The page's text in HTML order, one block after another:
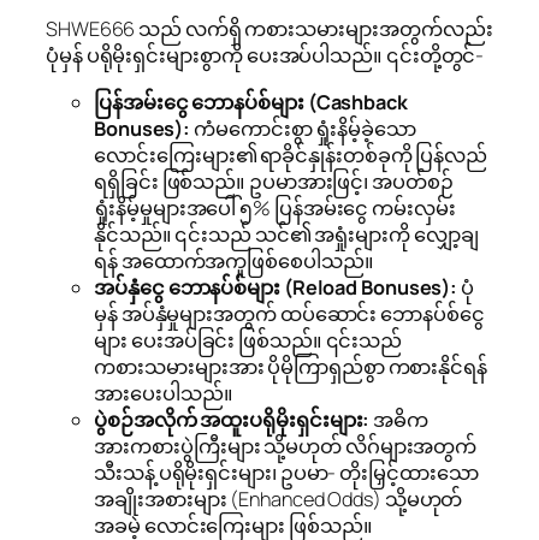
SHWE666 သည် လက်ရှိ ကစားသမားများအတွက်လည်း
ပုံမှန် ပရိုမိုးရှင်းများစွာကို ပေးအပ်ပါသည်။ ၎င်းတို့တွင်-
ပြန်အမ်းငွေ ဘောနပ်စ်များ (Cashback
Bonuses): ကံမကောင်းစွာ ရှုံးနိမ့်ခဲ့သော
လောင်းကြေးများ၏ ရာခိုင်နှုန်းတစ်ခုကို ပြန်လည်
ရရှိခြင်း ဖြစ်သည်။ ဥပမာအားဖြင့်၊ အပတ်စဉ်
ရှုံးနိမ့်မှုများအပေါ် ၅% ပြန်အမ်းငွေ ကမ်းလှမ်း
နိုင်သည်။ ၎င်းသည် သင်၏ အရှုံးများကို လျှော့ချ
ရန် အထောက်အကူဖြစ်စေပါသည်။
အပ်နှံငွေ ဘောနပ်စ်များ (Reload Bonuses): ပုံ
မှန် အပ်နှံမှုများအတွက် ထပ်ဆောင်း ဘောနပ်စ်ငွေ
များ ပေးအပ်ခြင်း ဖြစ်သည်။ ၎င်းသည်
ကစားသမားများအား ပိုမိုကြာရှည်စွာ ကစားနိုင်ရန်
အားပေးပါသည်။
ပွဲစဉ်အလိုက် အထူးပရိုမိုးရှင်းများ: အဓိက
အားကစားပွဲကြီးများ သို့မဟုတ် လိဂ်များအတွက်
သီးသန့် ပရိုမိုးရှင်းများ၊ ဥပမာ- တိုးမြှင့်ထားသော
အချိုးအစားများ (Enhanced Odds) သို့မဟုတ်
အခမဲ့ လောင်းကြေးများ ဖြစ်သည်။